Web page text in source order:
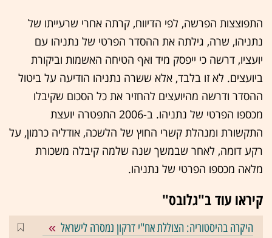
התפוצצות הפרשה, לפי הדיווח, קרתה אחרי שרעייתו של
נתניהו, שרה, גילתה את ההסדר הפרטי של נתניהו עם
יועציו, דרשה כי ייפסק מיד ואף הטיחה האשמות וביקורת
ביועצים. לא זו בלבד, אלא ששרה נתניהו הודיעה על ביטול
ההסדר ודרשה מהיועצים להחזיר את כל הסכום שקיבלו
מכספו הפרטי של נתניהו. ב-2006 התפטרה יועצת
התקשורת ומנהלת קשרי החוץ של הלשכה, אודליה כרמון, על
רקע דומה, לאחר שבמשך שנה שלמה קיבלה משכורת
מלאה מכספו הפרטי של נתניהו.
קיראו עוד ב"גלובס"
היקרה בהיסטוריה: הצוללת אח"י דרקון נמסרה לישראל